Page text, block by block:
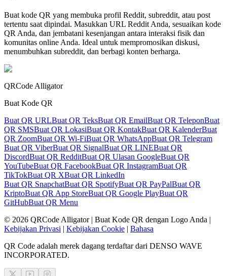
Buat kode QR yang membuka profil Reddit, subreddit, atau post
tertentu saat dipindai. Masukkan URL Reddit Anda, sesuaikan kode
QR Anda, dan jembatani kesenjangan antara interaksi fisik dan
komunitas online Anda. Ideal untuk mempromosikan diskusi,
menumbuhkan subreddit, dan berbagi konten berharga.
QRCode Alligator
Buat Kode QR
Buat QR URLBuat QR TeksBuat QR EmailBuat QR TeleponBuat
QR SMSBuat QR LokasiBuat QR KontakBuat QR KalenderBuat
QR ZoomBuat QR Wi-FiBuat QR WhatsAppBuat QR Telegram
Buat QR ViberBuat QR SignalBuat QR LINEBuat QR
DiscordBuat QR RedditBuat QR Ulasan GoogleBuat QR
YouTubeBuat QR FacebookBuat QR InstagramBuat QR
TikTokBuat QR XBuat QR LinkedIn
Buat QR SnapchatBuat QR SpotifyBuat QR PayPalBuat QR
KriptoBuat QR App StoreBuat QR Google PlayBuat QR
GitHubBuat QR Menu
© 2026 QRCode Alligator | Buat Kode QR dengan Logo Anda |
Kebijakan Privasi | Kebijakan Cookie | Bahasa
QR Code adalah merek dagang terdaftar dari DENSO WAVE
INCORPORATED.